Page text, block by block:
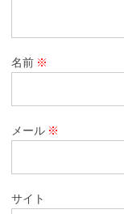
名前 ※
メール ※
サイト